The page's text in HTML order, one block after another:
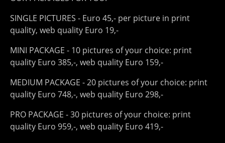
SINGLE PICTURES - Euro 45,- per picture in print
quality, web quality Euro 19,-
MINI PACKAGE - 10 pictures of your choice: print
quality Euro 385,-, web quality Euro 159,-
MEDIUM PACKAGE - 20 pictures of your choice: print
quality Euro 748,-, web quality Euro 298,-
PRO PACKAGE - 30 pictures of your choice: print
quality Euro 959,-, web quality Euro 419,-